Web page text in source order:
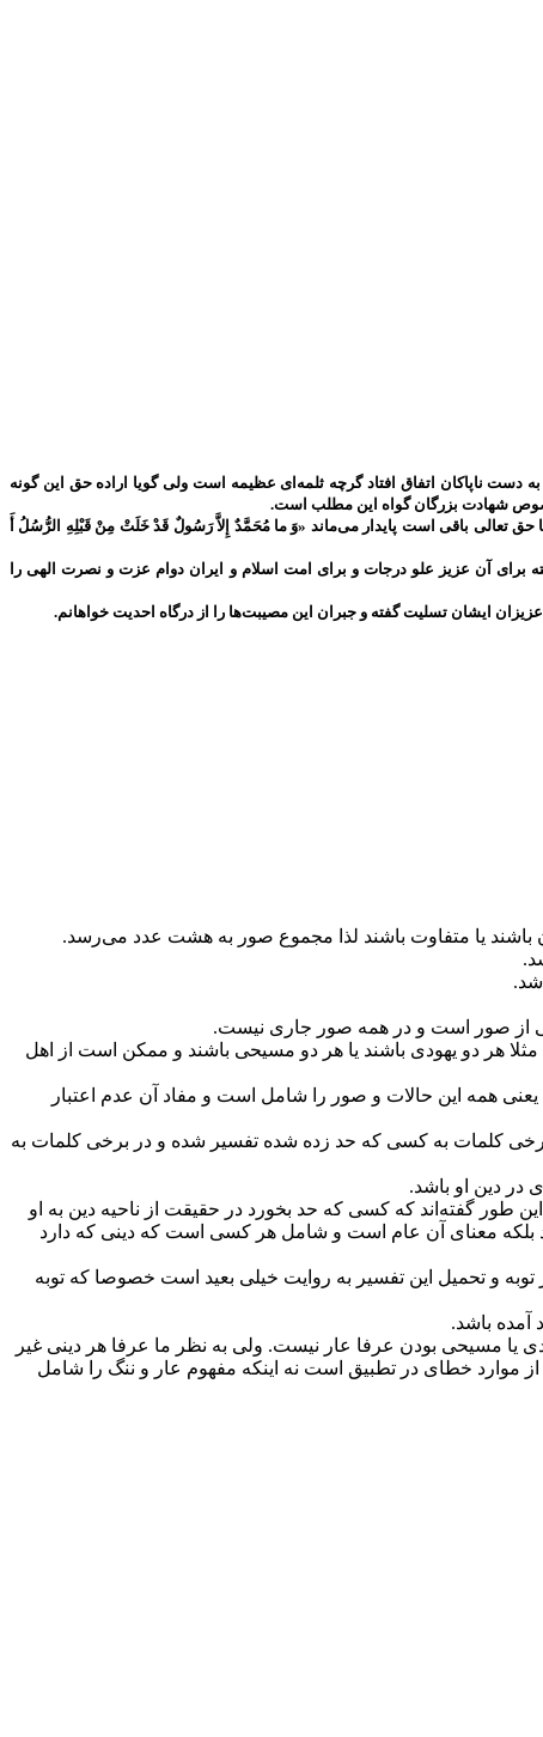
ناپاکان اتفاق افتاد گرچه ثلمه‌ای عظیمه است ولی گویا اراده حق این گونه
خصوص شهادت بزرگان گواه این مطلب است.
تعالی باقی است پایدار می‌ماند «وَ ما مُحَمَّدٌ إِلاَّ رَسُولٌ قَدْ خَلَتْ مِنْ قَبْلِهِ الرُّسُلُ أَ
آن عزیز علو درجات و برای امت اسلام و ایران دوام عزت و نصرت الهی را
ایشان تسلیت گفته و جبران این مصیبت‌ها را از درگاه احدیت خواهانم.
یا متفاوت باشند لذا مجموع صور به هشت عدد می‌رسد.
از صور است و در همه صور جاری نیست.
هر دو یهودی باشند یا هر دو مسیحی باشند و ممکن است از اهل
یعنی همه این حالات و صور را شامل است و مفاد آن عدم اعتبار
برخی کلمات به کسی که حد زده شده تفسیر شده و در برخی کلمات به
در دین او باشد.
گفته‌اند که کسی که حد بخورد در حقیقت از ناحیه دین به او
بلکه معنای آن عام است و شامل هر کسی است که دینی که دارد
و تحمیل این تفسیر به روایت خیلی بعید است خصوصا که توبه
آمده باشد.
مسیحی بودن عرفا عار نیست. ولی به نظر ما عرفا هر دینی غیر
موارد خطای در تطبیق است نه اینکه مفهوم عار و ننگ را شامل